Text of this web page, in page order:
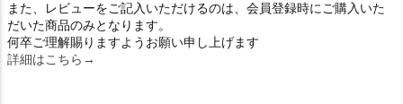
また、レビューをご記入いただけるのは、会員登録時にご購入いた
だいた商品のみとなります。
何卒ご理解賜りますようお願い申し上げます
詳細はこちら→